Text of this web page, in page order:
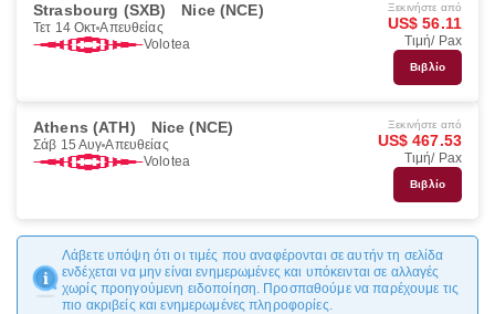
Strasbourg (SXB) Nice (NCE)
Τετ 14 Οκτ Απευθείας
Volotea
Ξεκινήστε από
US$ 56.11
Τιμή/ Pax
Βιβλίο
Athens (ATH) Nice (NCE)
Σάβ 15 Αυγ Απευθείας
Volotea
Ξεκινήστε από
US$ 467.53
Τιμή/ Pax
Βιβλίο
Λάβετε υπόψη ότι οι τιμές που αναφέρονται σε αυτήν τη σελίδα
ενδέχεται να μην είναι ενημερωμένες και υπόκεινται σε αλλαγές
χωρίς προηγούμενη ειδοποίηση. Προσπαθούμε να παρέχουμε τις
πιο ακριβείς και ενημερωμένες πληροφορίες.